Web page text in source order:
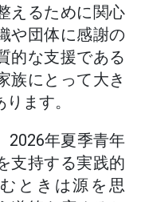
えるために関心
や団体に感謝の
的な支援である
族にとって大き
ます。
2026年夏季青年
支持する実践的
ときは源を思